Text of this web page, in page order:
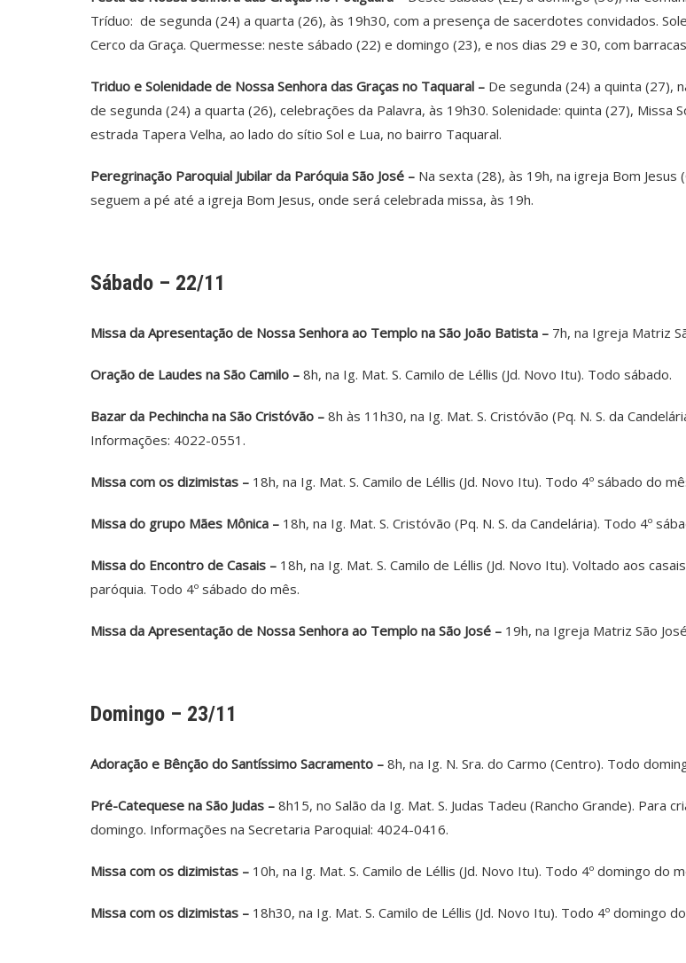
Tríduo: de segunda (24) a quarta (26), às 19h30, com a presença de sacerdotes convidados.
Cerco da Graça. Quermesse: neste sábado (22) e domingo (23), e nos dias 29 e 30, com
Triduo e Solenidade de Nossa Senhora das Graças no Taquaral – De segunda (24) a quinta (27),
de segunda (24) a quarta (26), celebrações da Palavra, às 19h30. Solenidade: quinta (27), Missa
estrada Tapera Velha, ao lado do sítio Sol e Lua, no bairro Taquaral.
Peregrinação Paroquial Jubilar da Paróquia São José – Na sexta (28), às 19h, na igreja Bom
seguem a pé até a igreja Bom Jesus, onde será celebrada missa, às 19h.
Sábado – 22/11
Missa da Apresentação de Nossa Senhora ao Templo na São João Batista – 7h, na Igreja Matriz
Oração de Laudes na São Camilo – 8h, na Ig. Mat. S. Camilo de Léllis (Jd. Novo Itu). Todo sábado.
Bazar da Pechincha na São Cristóvão – 8h às 11h30, na Ig. Mat. S. Cristóvão (Pq. N. S. da
Informações: 4022-0551.
Missa com os dizimistas – 18h, na Ig. Mat. S. Camilo de Léllis (Jd. Novo Itu). Todo 4º sábado do
Missa do grupo Mães Mônica – 18h, na Ig. Mat. S. Cristóvão (Pq. N. S. da Candelária). Todo 4º
Missa do Encontro de Casais – 18h, na Ig. Mat. S. Camilo de Léllis (Jd. Novo Itu). Voltado aos
paróquia. Todo 4º sábado do mês.
Missa da Apresentação de Nossa Senhora ao Templo na São José – 19h, na Igreja Matriz São
Domingo – 23/11
Adoração e Bênção do Santíssimo Sacramento – 8h, na Ig. N. Sra. do Carmo (Centro). Todo
Pré-Catequese na São Judas – 8h15, no Salão da Ig. Mat. S. Judas Tadeu (Rancho Grande).
domingo. Informações na Secretaria Paroquial: 4024-0416.
Missa com os dizimistas – 10h, na Ig. Mat. S. Camilo de Léllis (Jd. Novo Itu). Todo 4º domingo do
Missa com os dizimistas – 18h30, na Ig. Mat. S. Camilo de Léllis (Jd. Novo Itu). Todo 4º domingo